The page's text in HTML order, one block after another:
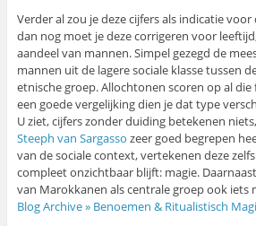
Verder al zou je deze cijfers als indicatie
dan nog moet je deze corrigeren voor
aandeel van mannen. Simpel gezegd de
mannen uit de lagere sociale klasse tussen
etnische groep. Allochtonen scoren op al
een goede vergelijking dien je dat type
U ziet, cijfers zonder duiding betekenen
Steeph van Sargasso zeer goed begrepen
van de sociale context, vertekenen deze
compleet onzichtbaar blijft: magie.
van Marokkanen als centrale groep ook iets
Blog Archive » Benoemen & Ritualistisch